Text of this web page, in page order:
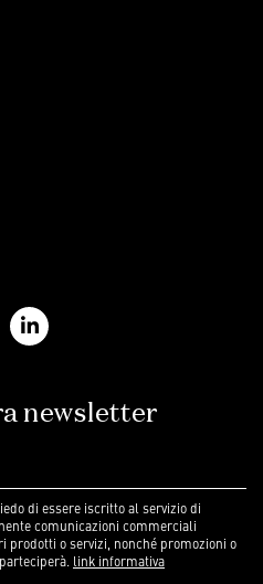
newsletter
di essere iscritto al servizio di
comunicazioni commerciali
o servizi, nonché promozioni o
link informativa